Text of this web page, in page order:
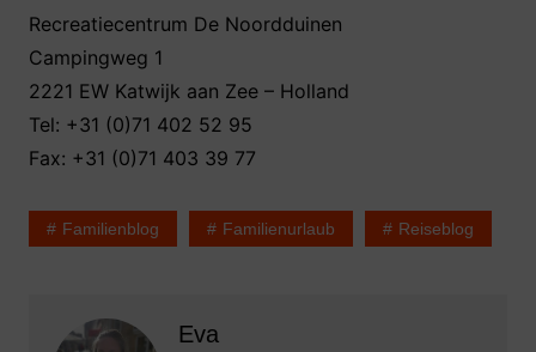
Recreatiecentrum De Noordduinen
Campingweg 1
2221 EW Katwijk aan Zee – Holland
Tel: +31 (0)71 402 52 95
Fax: +31 (0)71 403 39 77
Familienblog Familienurlaub Reiseblog
Eva